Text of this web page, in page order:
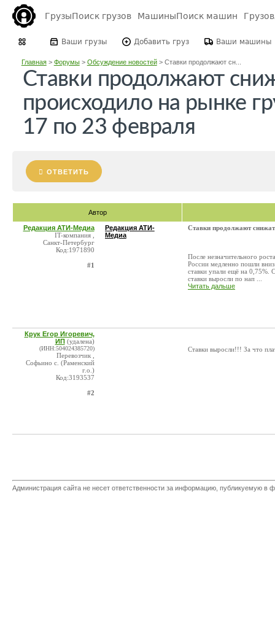
ГрузыПоиск грузов МашиныПоиск машин
Ваши грузы Добавить груз Ваши машины
Главная> Форумы> Обсуждение новостей> Ставки продолжают сн...
Ставки продолжают
происходило на рынке
17 по 23 февраля
ОТВЕТИТЬ
Автор
Редакция АТИ-Медиа
IT-компания ,
Санкт-Петербург
Код:1971890
#1
Редакция АТИ-
Медиа
Ставки продолжают
После незначительного
России медленно пошли
ставки упали ещё на 0,75%.
ставки выросли по нап ...
Читать дальше
Крук Егор Игоревич,
ИП (удалена)
(ИНН:504024385720)
Перевозчик ,
Софьино с. (Раменский
г.о.)
Код:3193537
#2
Ставки выросли!!! За что
Администрация сайта не несет ответственности за информацию, публикуемую